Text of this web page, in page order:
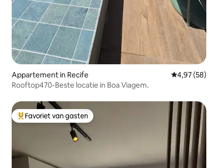
Appartement in Recife Gemiddelde
4,97 (58)
Rooftop470-Beste locatie in Boa Viagem.
Topfavoriet van gasten
Favoriet van gasten